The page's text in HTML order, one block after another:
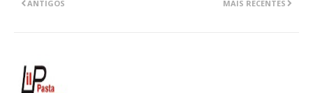
MAIS RECENTES
ANTIGOS